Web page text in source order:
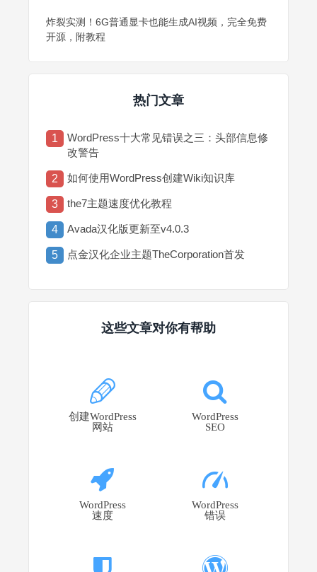
炸裂实测！6G普通显卡也能生成AI视频，完全免费
开源，附教程
热门文章
1
WordPress十大常见错误之三：头部信息修
改警告
2 如何使用WordPress创建Wiki知识库
3 the7主题速度优化教程
4 Avada汉化版更新至v4.0.3
5 点金汉化企业主题TheCorporation首发
这些文章对你有帮助
创建WordPress
网站
WordPress
SEO
WordPress
速度
WordPress
错误